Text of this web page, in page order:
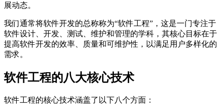
展动态。
我们通常将软件开发的总称称为“软件工程”，这是一门专注于
软件设计、开发、测试、维护和管理的学科，其核心目标在于
提高软件开发的效率、质量和可维护性，以满足用户多样化的
需求。
软件工程的八大核心技术
软件工程的核心技术涵盖了以下八个方面：